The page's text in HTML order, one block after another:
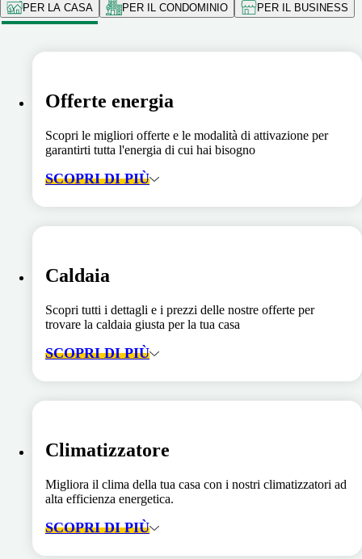
PER LA CASA PER IL CONDOMINIO PER IL BUSINESS
Offerte energia
Scopri le migliori offerte e le modalità di attivazione per
garantirti tutta l'energia di cui hai bisogno
SCOPRI DI PIÙ
Caldaia
Scopri tutti i dettagli e i prezzi delle nostre offerte per
trovare la caldaia giusta per la tua casa
SCOPRI DI PIÙ
Climatizzatore
Migliora il clima della tua casa con i nostri climatizzatori ad
alta efficienza energetica.
SCOPRI DI PIÙ